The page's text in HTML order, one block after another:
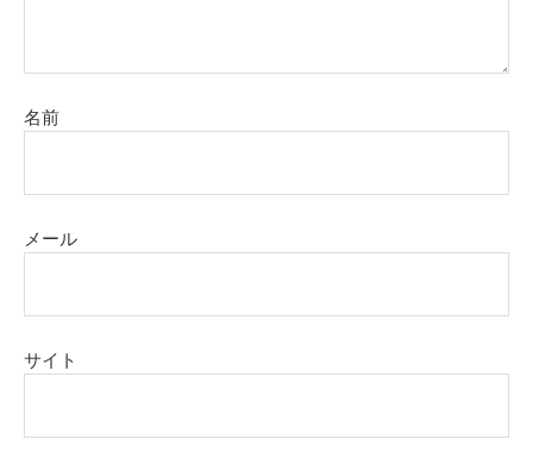
名前
メール
サイト